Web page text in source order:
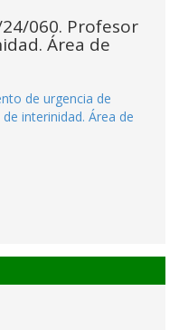
060. Profesor
Área de
de urgencia de
interinidad. Área de